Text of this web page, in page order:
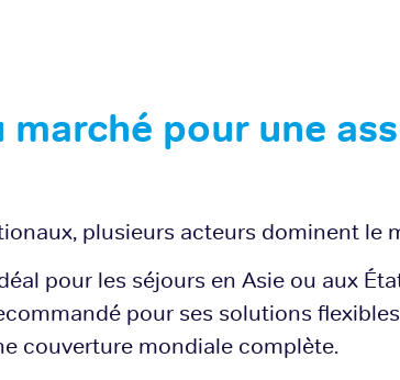
marché pour une
plusieurs acteurs dominent le
pour les séjours en Asie ou aux
pour ses solutions
couverture mondiale complète.